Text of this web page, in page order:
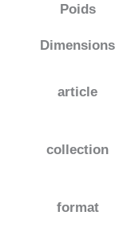
Poids
Dimensions
article
collection
format